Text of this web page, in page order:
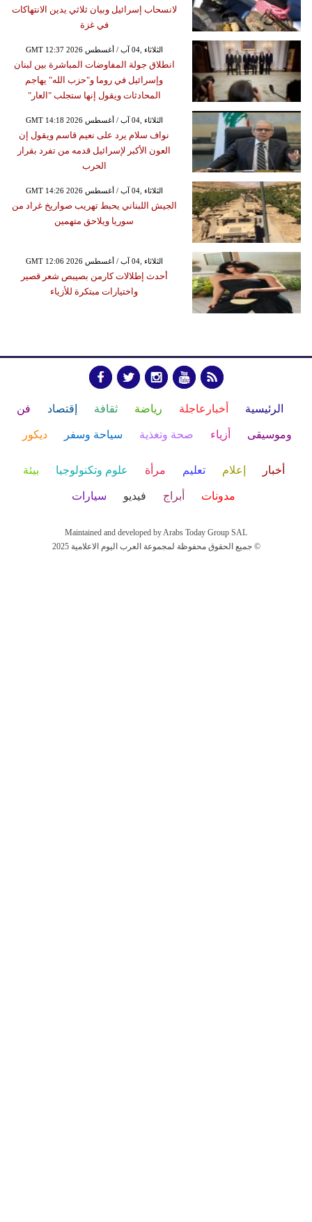
لانسحاب إسرائيل وبيان ثلاثي يدين الانتهاكات
في غزة
GMT 12:37 2026 الثلاثاء ,04 آب / أغسطس
انطلاق جولة المفاوضات المباشرة بين لبنان
وإسرائيل في روما و"حزب الله" يهاجم
المحادثات ويقول إنها ستجلب "العار"
GMT 14:18 2026 الثلاثاء ,04 آب / أغسطس
نواف سلام يرد على نعيم قاسم ويقول إن
العون الأكبر لإسرائيل قدمه من تفرد بقرار
الحرب
GMT 14:26 2026 الثلاثاء ,04 آب / أغسطس
الجيش اللبناني يحبط تهريب صواريخ غراد من
سوريا ويلاحق متهمين
GMT 12:06 2026 الثلاثاء ,04 آب / أغسطس
أحدث إطلالات كارمن بصيبص شعر قصير
واختيارات مبتكرة للأزياء
الرئيسية أخبارعاجلة رياضة ثقافة إقتصاد فن
وموسيقى أزياء صحة وتغذية سياحة وسفر ديكور
أخبار إعلام تعليم مرأة علوم وتكنولوجيا بيئة
مدونات أبراج فيديو سيارات
Maintained and developed by Arabs Today Group SAL
جميع الحقوق محفوظة لمجموعة العرب اليوم الاعلامية 2025 ©